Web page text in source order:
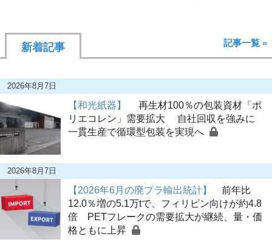
新着記事 記事一覧 »
2026年8月7日
【和光紙器】
再生材100％の包装資材「ポ
リエコレン」需要拡大 自社回収を強みに
一貫生産で循環型包装を実現へ
2026年8月7日
【2026年6月の廃プラ輸出統計】
前年比
12.0％増の5.1万tで、フィリピン向けが約4.8
倍 PETフレークの需要拡大が継続、量・価
格ともに上昇